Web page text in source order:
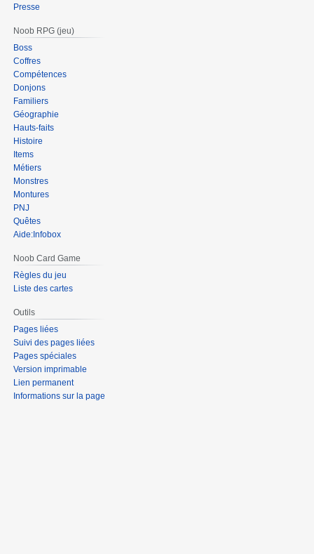
Presse
Noob RPG (jeu)
Boss
Coffres
Compétences
Donjons
Familiers
Géographie
Hauts-faits
Histoire
Items
Métiers
Monstres
Montures
PNJ
Quêtes
Aide:Infobox
Noob Card Game
Règles du jeu
Liste des cartes
Outils
Pages liées
Suivi des pages liées
Pages spéciales
Version imprimable
Lien permanent
Informations sur la page